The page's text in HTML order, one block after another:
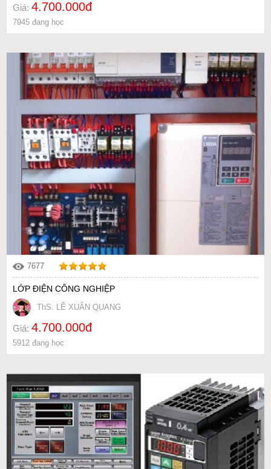
Giá: 4.700.000đ
7945 đang học
7677
LỚP ĐIỆN CÔNG NGHIỆP
ThS. LÊ XUÂN QUANG
Giá: 4.700.000đ
5912 đang học